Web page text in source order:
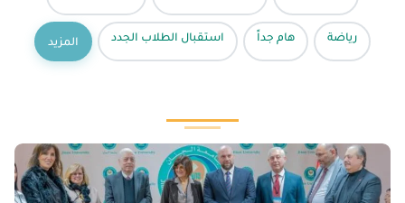
رياضة هام جداً استقبال الطلاب الجدد المزيد